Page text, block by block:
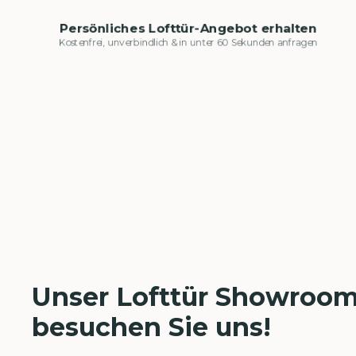
Persönliches Lofttür-Angebot erhalten
Kostenfrei, unverbindlich & in unter 60 Sekunden anfragen
Unser Lofttür
besuchen Sie uns!